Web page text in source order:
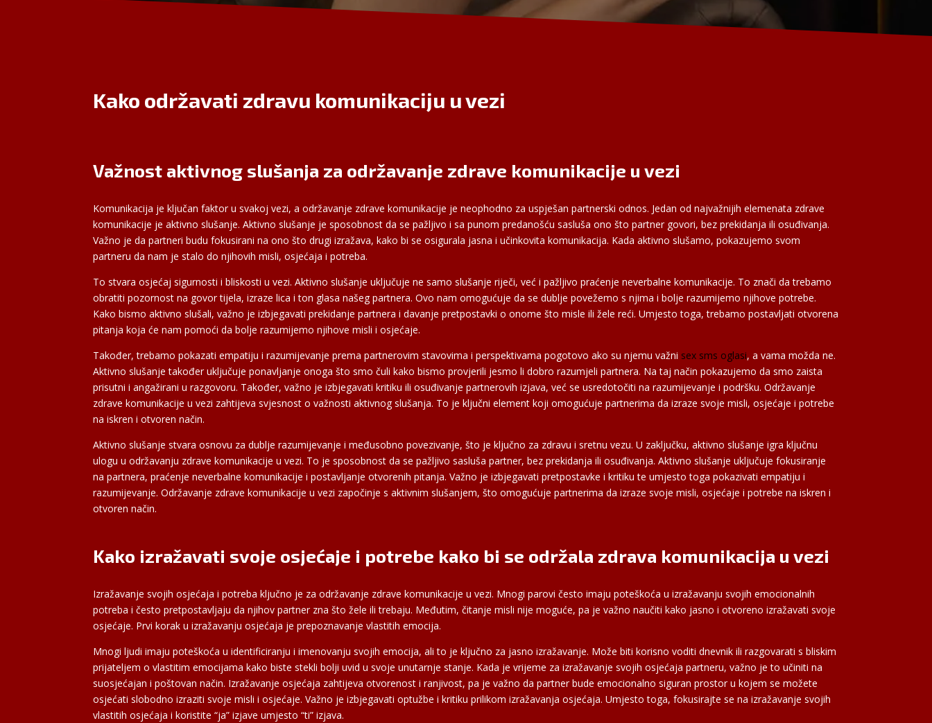
Kako održavati zdravu komunikaciju u vezi
Važnost aktivnog slušanja za održavanje zdrave komunikacije u vezi
Komunikacija je ključan faktor u svakoj vezi, a održavanje zdrave komunikacije je neophodno za uspješan partnerski odnos. Jedan od najvažnijih elemenata zdrave
komunikacije je aktivno slušanje. Aktivno slušanje je sposobnost da se pažljivo i sa punom predanošću sasluša ono što partner govori, bez prekidanja ili osuđivanja.
Važno je da partneri budu fokusirani na ono što drugi izražava, kako bi se osigurala jasna i učinkovita komunikacija. Kada aktivno slušamo, pokazujemo svom
partneru da nam je stalo do njihovih misli, osjećaja i potreba.
To stvara osjećaj sigurnosti i bliskosti u vezi. Aktivno slušanje uključuje ne samo slušanje riječi, već i pažljivo praćenje neverbalne komunikacije. To znači da trebamo
obratiti pozornost na govor tijela, izraze lica i ton glasa našeg partnera. Ovo nam omogućuje da se dublje povežemo s njima i bolje razumijemo njihove potrebe.
Kako bismo aktivno slušali, važno je izbjegavati prekidanje partnera i davanje pretpostavki o onome što misle ili žele reći. Umjesto toga, trebamo postavljati otvorena
pitanja koja će nam pomoći da bolje razumijemo njihove misli i osjećaje.
Također, trebamo pokazati empatiju i razumijevanje prema partnerovim stavovima i perspektivama pogotovo ako su njemu važni sex sms oglasi, a vama možda ne.
Aktivno slušanje također uključuje ponavljanje onoga što smo čuli kako bismo provjerili jesmo li dobro razumjeli partnera. Na taj način pokazujemo da smo zaista
prisutni i angažirani u razgovoru. Također, važno je izbjegavati kritiku ili osuđivanje partnerovih izjava, već se usredotočiti na razumijevanje i podršku. Održavanje
zdrave komunikacije u vezi zahtijeva svjesnost o važnosti aktivnog slušanja. To je ključni element koji omogućuje partnerima da izraze svoje misli, osjećaje i potrebe
na iskren i otvoren način.
Aktivno slušanje stvara osnovu za dublje razumijevanje i međusobno povezivanje, što je ključno za zdravu i sretnu vezu. U zaključku, aktivno slušanje igra ključnu
ulogu u održavanju zdrave komunikacije u vezi. To je sposobnost da se pažljivo sasluša partner, bez prekidanja ili osuđivanja. Aktivno slušanje uključuje fokusiranje
na partnera, praćenje neverbalne komunikacije i postavljanje otvorenih pitanja. Važno je izbjegavati pretpostavke i kritiku te umjesto toga pokazivati empatiju i
razumijevanje. Održavanje zdrave komunikacije u vezi započinje s aktivnim slušanjem, što omogućuje partnerima da izraze svoje misli, osjećaje i potrebe na iskren i
otvoren način.
Kako izražavati svoje osjećaje i potrebe kako bi se održala zdrava komunikacija u vezi
Izražavanje svojih osjećaja i potreba ključno je za održavanje zdrave komunikacije u vezi. Mnogi parovi često imaju poteškoća u izražavanju svojih emocionalnih
potreba i često pretpostavljaju da njihov partner zna što žele ili trebaju. Međutim, čitanje misli nije moguće, pa je važno naučiti kako jasno i otvoreno izražavati svoje
osjećaje. Prvi korak u izražavanju osjećaja je prepoznavanje vlastitih emocija.
Mnogi ljudi imaju poteškoća u identificiranju i imenovanju svojih emocija, ali to je ključno za jasno izražavanje. Može biti korisno voditi dnevnik ili razgovarati s bliskim
prijateljem o vlastitim emocijama kako biste stekli bolji uvid u svoje unutarnje stanje. Kada je vrijeme za izražavanje svojih osjećaja partneru, važno je to učiniti na
suosjećajan i poštovan način. Izražavanje osjećaja zahtijeva otvorenost i ranjivost, pa je važno da partner bude emocionalno siguran prostor u kojem se možete
osjećati slobodno izraziti svoje misli i osjećaje. Važno je izbjegavati optužbe i kritiku prilikom izražavanja osjećaja. Umjesto toga, fokusirajte se na izražavanje svojih
vlastitih osjećaja i koristite “ja” izjave umjesto “ti” izjava.